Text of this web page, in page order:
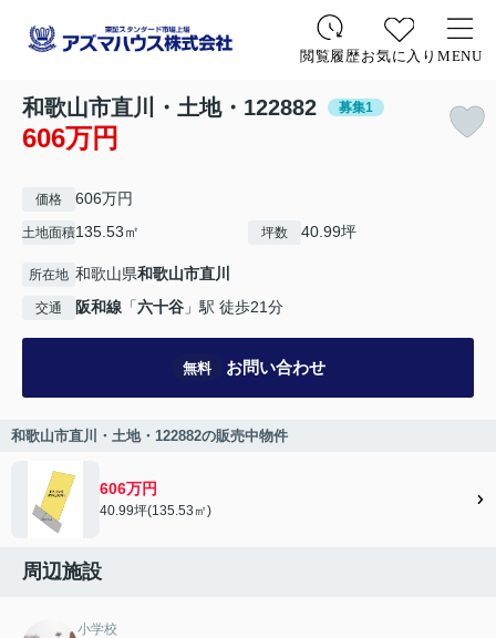
閲覧履歴お気に入り MENU
和歌山市直川・土地・122882 募集1
606万円
価格 606万円
土地面積135.53㎡ 坪数 40.99坪
所在地 和歌山県和歌山市直川
交通 阪和線 「六十谷 」駅 徒歩21分
無料 お問い合わせ
和歌山市直川・土地・122882の販売中物件
606万円
40.99坪(135.53㎡)
周辺施設
小学校